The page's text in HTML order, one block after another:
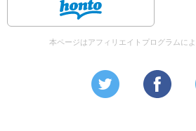
本ページはアフィリエイトプログラムに